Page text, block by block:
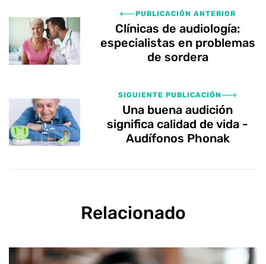
PUBLICACIÓN ANTERIOR
Clínicas de audiología:
especialistas en problemas
de sordera
SIGUIENTE PUBLICACIÓN
Una buena audición
significa calidad de vida -
Audífonos Phonak
Relacionado